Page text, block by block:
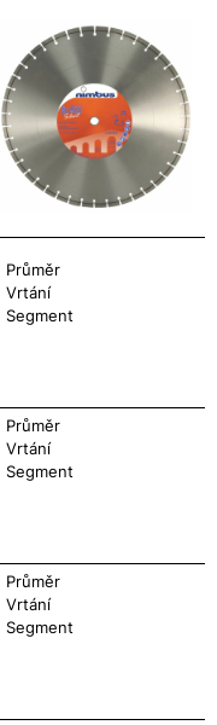
Průměr
Vrtání
Segment
Průměr
Vrtání
Segment
Průměr
Vrtání
Segment